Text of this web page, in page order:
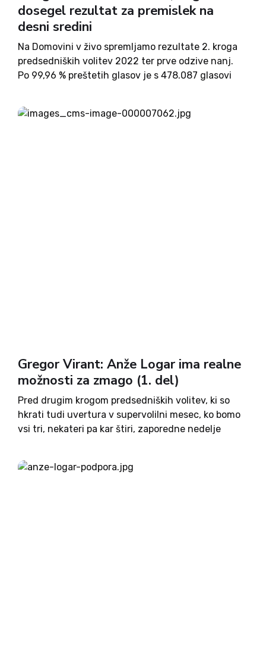
dosegel rezultat za premislek na
desni sredini
Na Domovini v živo spremljamo rezultate 2. kroga
predsedniških volitev 2022 ter prve odzive nanj.
Po 99,96 % preštetih glasov je s 478.087 glasovi
Pirc Musar. Nataša Pirc Musar: Hvala volivcem,
predvsem...
Gregor Virant: Anže Logar ima realne
možnosti za zmago (1. del)
Pred drugim krogom predsedniških volitev, ki so
hkrati tudi uvertura v supervolilni mesec, ko bomo
vsi tri, nekateri pa kar štiri, zaporedne nedelje
in profesorjem ter nekdanjim ministrom in
predsednikom Državnega zbora,...